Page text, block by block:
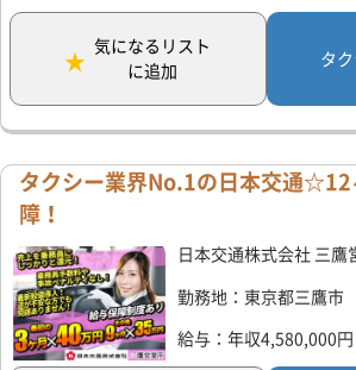
気になるリスト
に追加
タ
タクシー業界No.1の日本交通☆12
障！
日本交通株式会社 三鷹
勤務地：東京都三鷹市
給与：年収4,580,000円